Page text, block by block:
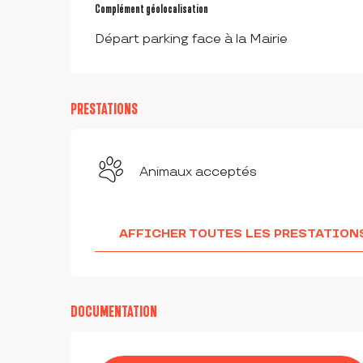
Complément géolocalisation
Complément géolocalisation
Départ parking face à la Mairie
PRESTATIONS
Animaux acceptés
AFFICHER TOUTES LES
DOCUMENTATION